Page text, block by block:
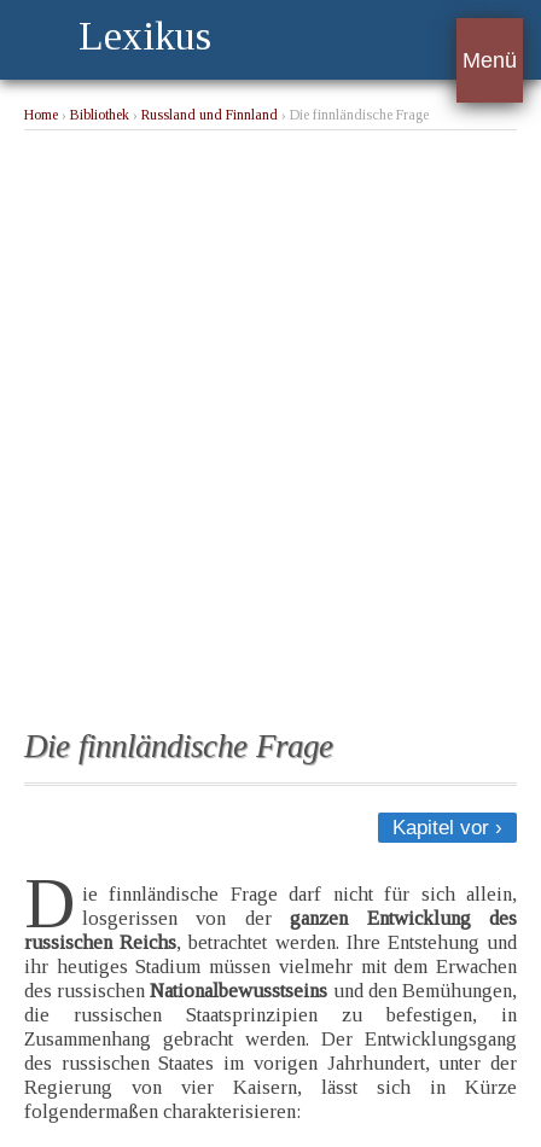
Lexikus
Menü
Home › Bibliothek › Russland und Finnland › Die finnländische Frage
Die finnländische Frage
Kapitel vor ›
D ie finnländische Frage darf nicht für sich allein,
losgerissen von derganzen Entwicklung des
russischen Reichs, betrachtet werden. Ihre Entstehung und
ihr heutiges Stadium müssen vielmehr mit dem Erwachen
des russischenNationalbewusstseins und den Bemühungen,
die russischen Staatsprinzipien zu befestigen, in
Zusammenhang gebracht werden. Der Entwicklungsgang
des russischen Staates im vorigen Jahrhundert, unter der
Regierung von vier Kaisern, lässt sich in Kürze
folgendermaßen charakterisieren: